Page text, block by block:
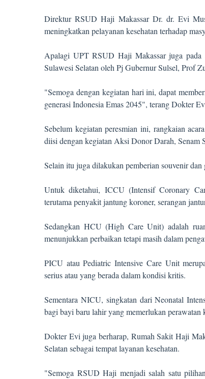
Direktur RSUD Haji Makassar Dr. dr. Evi
meningkatkan pelayanan kesehatan terhadap
Apalagi UPT RSUD Haji Makassar juga pada
Sulawesi Selatan oleh Pj Gubernur Sulsel, Prof
"Semoga dengan kegiatan hari ini, dapat
generasi Indonesia Emas 2045", terang Dokter
Sebelum kegiatan peresmian ini, rangkaian
diisi dengan kegiatan Aksi Donor Darah, Senam
Selain itu juga dilakukan pemberian souvenir
Untuk diketahui, ICCU (Intensif Coronary
terutama penyakit jantung koroner, serangan
Sedangkan HCU (High Care Unit) adalah
menunjukkan perbaikan tetapi masih dalam
PICU atau Pediatric Intensive Care Unit
serius atau yang berada dalam kondisi kritis.
Sementara NICU, singkatan dari Neonatal
bagi bayi baru lahir yang memerlukan perawatan
Dokter Evi juga berharap, Rumah Sakit Haji
Selatan sebagai tempat layanan kesehatan.
"Semoga RSUD Haji menjadi salah satu